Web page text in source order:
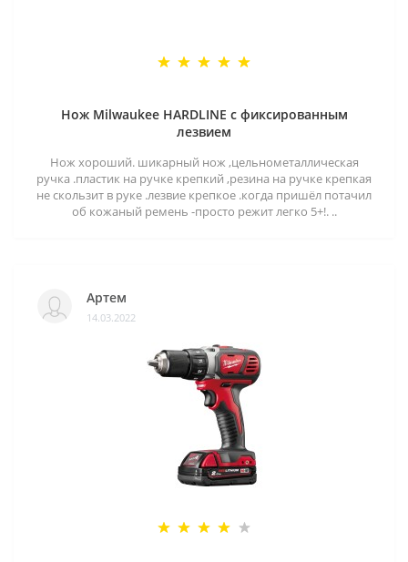
Нож Milwaukee HARDLINE с фиксированным
лезвием
Нож хороший. шикарный нож ,цельнометаллическая
ручка .пластик на ручке крепкий ,резина на ручке крепкая
не скользит в руке .лезвие крепкое .когда пришёл потачил
об кожаный ремень -просто режит легко 5+!. ..
Артем
14.03.2022